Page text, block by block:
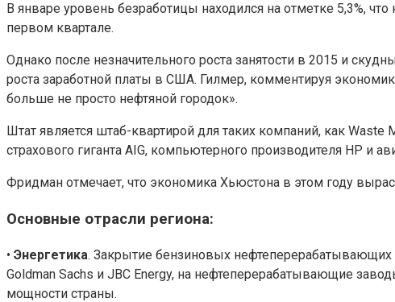
В январе уровень безработицы находился на отметке 5,3%,
первом квартале.
Однако после незначительного роста занятости в 2015 и
роста заработной платы в США. Гилмер, комментируя
больше не просто нефтяной городок».
Штат является штаб-квартирой для таких компаний, как
страхового гиганта AIG, компьютерного производителя HP и
Фридман отмечает, что экономика Хьюстона в этом году
Основные отрасли региона:
• Энергетика. Закрытие бензиновых
Goldman Sachs и JBC Energy, на нефтеперерабатывающие
мощности страны.